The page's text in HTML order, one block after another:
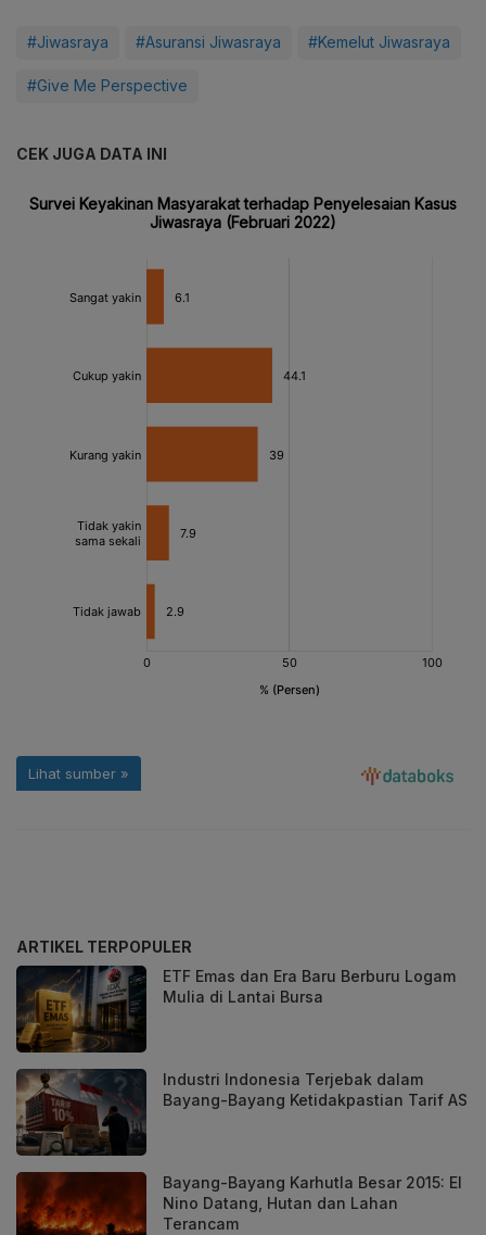
#Jiwasraya #Asuransi Jiwasraya #Kemelut Jiwasraya
#Give Me Perspective
CEK JUGA DATA INI
ARTIKEL TERPOPULER
ETF Emas dan Era Baru Berburu Logam
Mulia di Lantai Bursa
Industri Indonesia Terjebak dalam
Bayang-Bayang Ketidakpastian Tarif AS
Bayang-Bayang Karhutla Besar 2015: El
Nino Datang, Hutan dan Lahan
Terancam